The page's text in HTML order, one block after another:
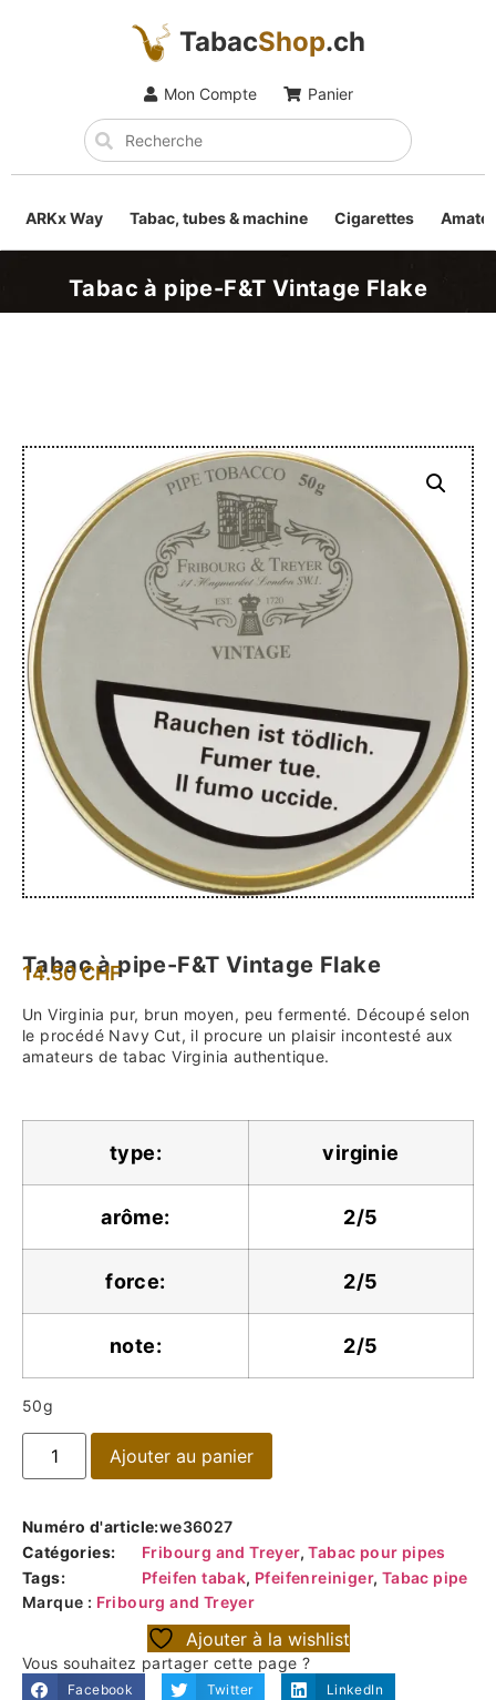
TabacShop.ch
Mon Compte Panier
ARKx Way Tabac, tubes & machine Cigarettes
Tabac à pipe-F&T Vintage Flake
Tabac à pipe-F&T Vintage Flake
14.50CHF
Un Virginia pur, brun moyen, peu fermenté. Découpé selon
le procédé Navy Cut, il procure un plaisir incontesté aux
amateurs de tabac Virginia authentique.
type: virginie
arôme: 2/5
force: 2/5
note: 2/5
50g
Ajouter au panier
Numéro d'article:we36027
Catégories:
Fribourg and Treyer,Tabac pour pipes
Tags:
Pfeifen tabak, Pfeifenreiniger, Tabac pipe
Marque : Fribourg and Treyer
Ajouter à la wishlist
Vous souhaitez partager cette page ?
Facebook Twitter LinkedIn